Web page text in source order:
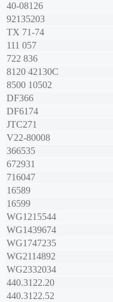
40-08126
92135203
TX 71-74
111 057
722 836
8120 42130C
8500 10502
DF366
DF6174
JTC271
V22-80008
366535
672931
716047
16589
16599
WG1215544
WG1439674
WG1747235
WG2114892
WG2332034
440.3122.20
440.3122.52